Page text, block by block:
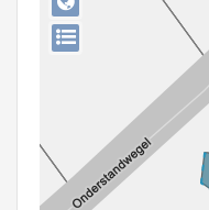
Downloads